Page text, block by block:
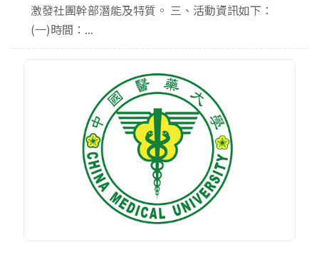
激發社團幹部潛能及特質。 三、活動資訊如下：
(一)時間：...